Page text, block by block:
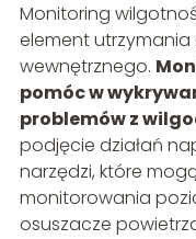
Monitoring
element
wewnętrznego.
pomóc w
problemów z
podjęcie działań
narzędzi, które
monitorowania
osuszacze